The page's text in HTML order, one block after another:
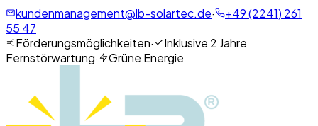
kundenmanagement@lb-solartec.de·
+49 (2241) 261
55 47
Förderungsmöglichkeiten·
Inklusive 2 Jahre
Fernstörwartung· Grüne Energie